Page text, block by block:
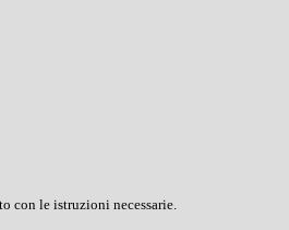
con le istruzioni necessarie.